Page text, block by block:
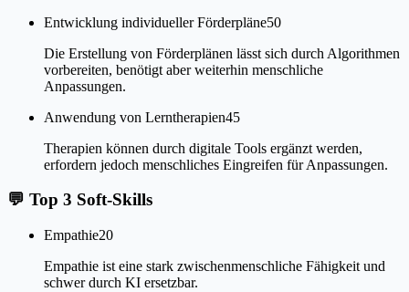
Entwicklung individueller Förderpläne50
Die Erstellung von Förderplänen lässt sich durch Algorithmen
vorbereiten, benötigt aber weiterhin menschliche
Anpassungen.
Anwendung von Lerntherapien45
Therapien können durch digitale Tools ergänzt werden,
erfordern jedoch menschliches Eingreifen für Anpassungen.
💬 Top 3 Soft-Skills
Empathie20
Empathie ist eine stark zwischenmenschliche Fähigkeit und
schwer durch KI ersetzbar.